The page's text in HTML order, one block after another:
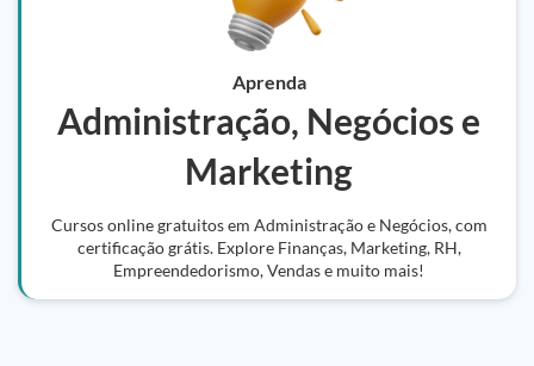
Aprenda
Administração, Negócios e
Marketing
Cursos online gratuitos em Administração e Negócios, com
certificação grátis. Explore Finanças, Marketing, RH,
Empreendedorismo, Vendas e muito mais!